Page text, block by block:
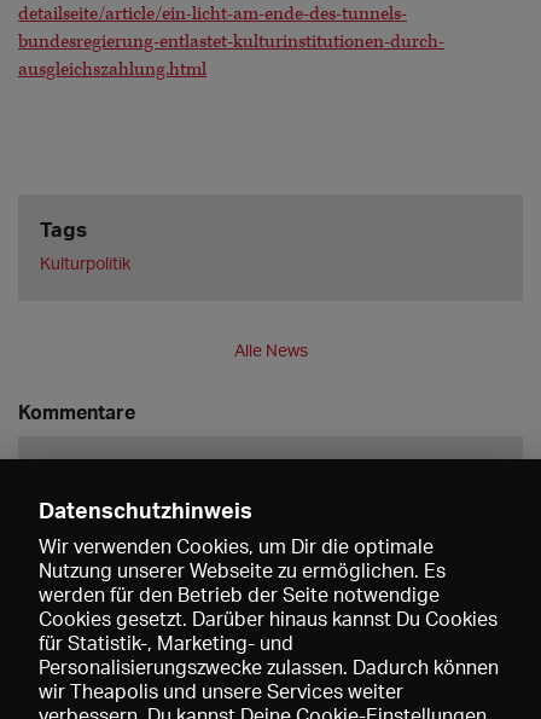
detailseite/article/ein-licht-am-ende-des-tunnels-
bundesregierung-entlastet-kulturinstitutionen-durch-
ausgleichszahlung.html
Tags
Kulturpolitik
Alle News
Kommentare
Speichern
Datenschutzhinweis
Wir verwenden Cookies, um Dir die optimale
Nutzung unserer Webseite zu ermöglichen. Es
werden für den Betrieb der Seite notwendige
Cookies gesetzt. Darüber hinaus kannst Du Cookies
für Statistik-, Marketing- und
Personalisierungszwecke zulassen. Dadurch können
wir Theapolis und unsere Services weiter